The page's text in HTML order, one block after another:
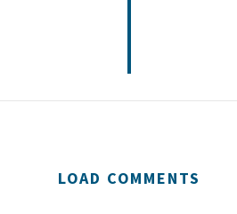
LOAD COMMENTS